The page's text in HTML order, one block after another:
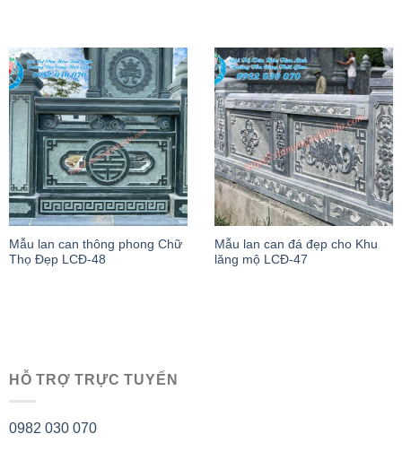
HỖ TRỢ TRỰC TUYẾN
0982 030 070
Mẫu lan can thông phong Chữ
Thọ Đẹp LCĐ-48
Mẫu lan can đá đẹp cho Khu
lăng mộ LCĐ-47